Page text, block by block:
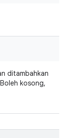
ditambahkan
kosong,